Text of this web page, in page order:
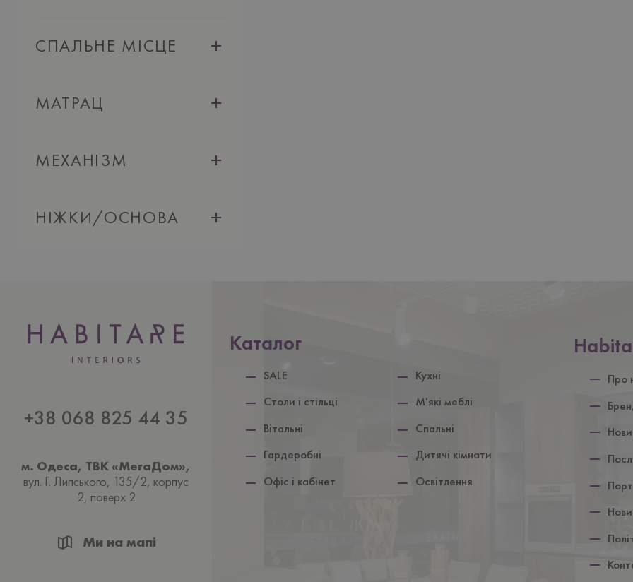
СПАЛЬНЕ МІСЦЕ
МАТРАЦ
МЕХАНIЗМ
НIЖКИ/ОСНОВА
+38 068 825 44 35
м. Одеса, ТВК «МегаДом»,
вул. Г. Липського, 135/2, корпус
2, поверх 2
Ми на мапі
Каталог
SALE
Кухнi
Столи i стiльцi
М'якi меблi
Вiтальнi
Спальні
Гардеробні
Дитячi кiмнати
Офiс і кабінет
Освiтлення
Нижній
Про